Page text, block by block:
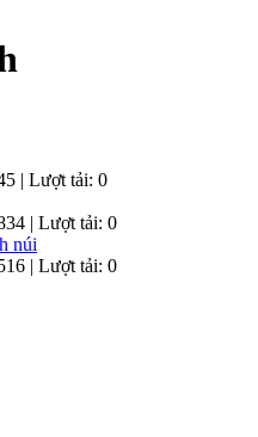
| Lượt tải: 0
| Lượt tải: 0
núi
| Lượt tải: 0